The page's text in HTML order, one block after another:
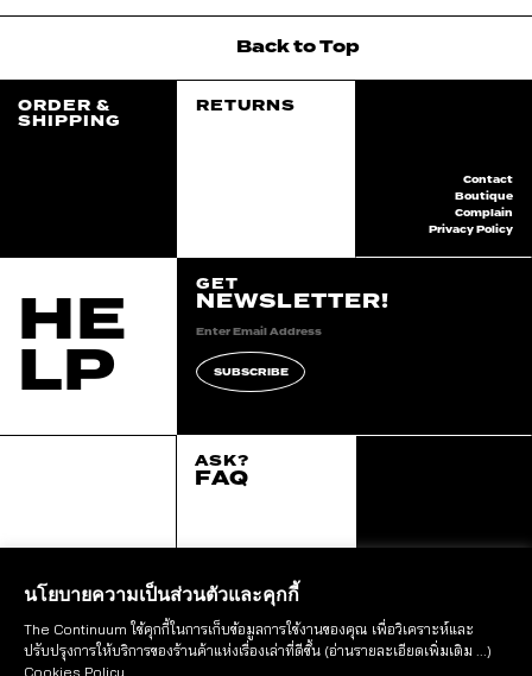
ORDER &
SHIPPING
HE
LP
BacktoTop
RETURNS
GET
NEWSLETTER!
SUBSCRIBE
right reserved.::*
Contact
Boutique
Complain
Privacy Policy
ASK?
FAQ
STAY IN THE LOOP
FOLLOW US
นโยบายความเป็นส่วนตัวและคุกกี้
The Continuum ใช้คุกกี้ในการเก็บข้อมูลการใช้งานของคุณ เพื่อวิเคราะห์และ
ปรับปรุงการให้บริการของร้านค้าแห่งเรื่องเล่าที่ดีขึ้น (อ่านรายละเอียดเพิ่มเติม ...)